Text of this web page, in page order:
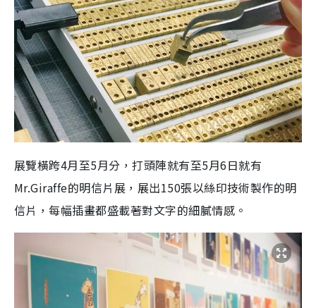
展覽橫跨4月至5月分，打頭陣就有至5月6日就有
Mr.Giraffe的明信片展，展出150張以絲印技術製作的明
信片，每幅插畫都盛載著對文字的細膩情感。